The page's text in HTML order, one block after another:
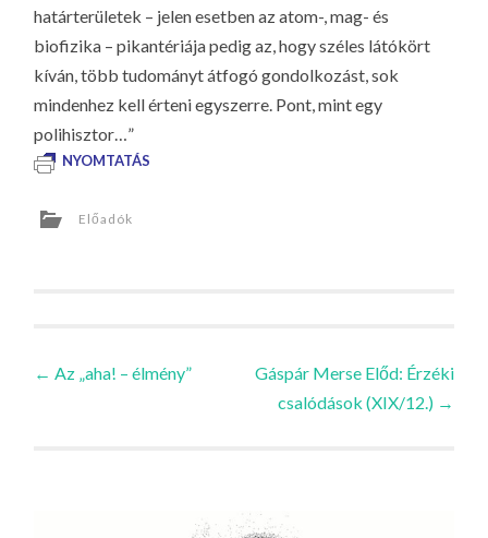
határterületek – jelen esetben az atom-, mag- és
biofizika – pikantériája pedig az, hogy széles látókört
kíván, több tudományt átfogó gondolkozást, sok
mindenhez kell érteni egyszerre. Pont, mint egy
polihisztor…”
NYOMTATÁS
Előadók
Bejegyzések
← Az „aha! – élmény”
Gáspár Merse Előd: Érzéki
csalódások (XIX/12.) →